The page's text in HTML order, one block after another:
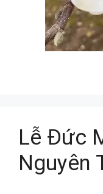
Lễ Đức
Nguyên